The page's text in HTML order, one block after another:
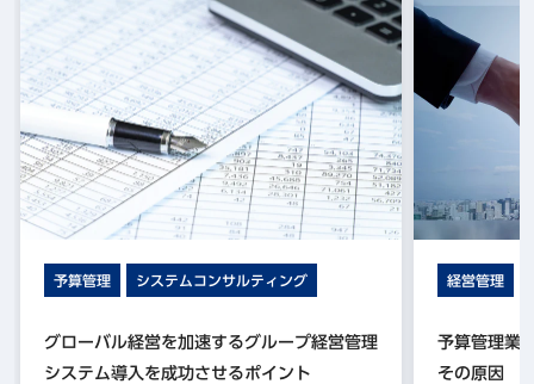
予算管理 システムコンサルティング
グローバル経営を加速するグループ経営管理
システム導入を成功させるポイント
経営管理
予算管理業
その原因